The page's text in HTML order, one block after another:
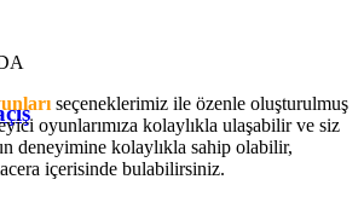
seçeneklerimiz ile özenle oluşturulmuş
oyunlarımıza kolaylıkla ulaşabilir ve siz
deneyimine kolaylıkla sahip olabilir,
içerisinde bulabilirsiniz.